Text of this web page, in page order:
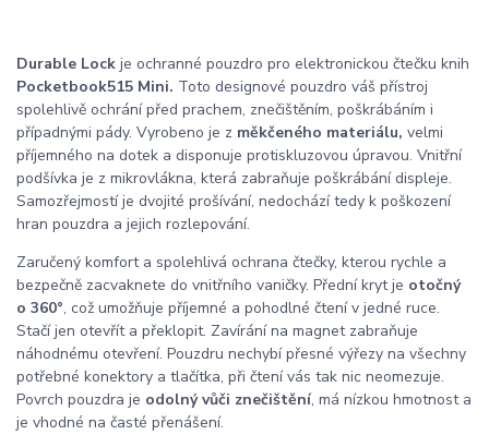
Durable Lock je ochranné pouzdro pro elektronickou čtečku knih
Pocketbook515 Mini. Toto designové pouzdro váš přístroj
spolehlivě ochrání před prachem, znečištěním, poškrábáním i
případnými pády. Vyrobeno je z měkčeného materiálu, velmi
příjemného na dotek a disponuje protiskluzovou úpravou. Vnitřní
podšívka je z mikrovlákna, která zabraňuje poškrábání displeje.
Samozřejmostí je dvojité prošívání, nedochází tedy k poškození
hran pouzdra a jejich rozlepování.
Zaručený komfort a spolehlivá ochrana čtečky, kterou rychle a
bezpečně zacvaknete do vnitřního vaničky. Přední kryt je otočný
o 360°, což umožňuje příjemné a pohodlné čtení v jedné ruce.
Stačí jen otevřít a překlopit. Zavírání na magnet zabraňuje
náhodnému otevření. Pouzdru nechybí přesné výřezy na všechny
potřebné konektory a tlačítka, při čtení vás tak nic neomezuje.
Povrch pouzdra je odolný vůči znečištění, má nízkou hmotnost a
je vhodné na časté přenášení.